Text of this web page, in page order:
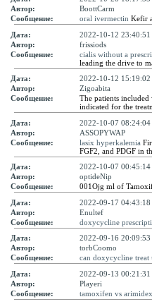
Автор:
BoottCarm
Сообщение:
oral ivermectin Kefir
Дата:
2022-10-12 23:40:51
Автор:
frissiods
Сообщение:
cialis without a
leading the drive to
Дата:
2022-10-12 15:19:02
Автор:
Zigoabita
Сообщение:
The patients
indicated for the
Дата:
2022-10-07 08:24:04
Автор:
ASSOPYWAP
Сообщение:
lasix hyperkalemia
FGF2, and PDGF in
Дата:
2022-10-07 00:45:14
Автор:
optideNip
Сообщение:
001Ојg ml of
Дата:
2022-09-17 04:43:18
Автор:
Enultef
Сообщение:
doxycycline
Дата:
2022-09-16 20:09:53
Автор:
torbCoomo
Сообщение:
can doxycycline treat
Дата:
2022-09-13 00:21:31
Автор:
Playeri
Сообщение:
tamoxifen vs arimidex